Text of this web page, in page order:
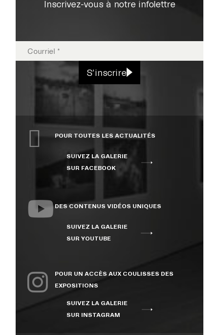
EXPOSITIONS
PUBLICATIONS
COLLECTION
ÉVÉNEMENTS ET
ACTIVITÉS
À PROPOS
NOUS JOINDRE
CENTRE CULTUREL DE
Inscrivez-vous à notre infolettre
S'inscrire
POUR TOUTES LES ACTUALITÉS
SUIVEZ LA GALERIE
SUR FACEBOOK
DES CONTENUS VIDÉOS UNIQUES
SUIVEZ LA GALERIE
SUR YOUTUBE
POUR UN ACCÈS AUX COULISSES DES
EXPOSITIONS
SUIVEZ LA GALERIE
SUR INSTAGRAM